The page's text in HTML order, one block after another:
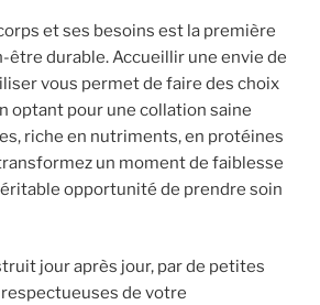
et ses besoins est la première
être durable. Accueillir une envie de
vous permet de faire des choix
optant pour une collation saine
riche en nutriments, en protéines
un moment de faiblesse
opportunité de prendre soin
jour après jour, par de petites
de votre